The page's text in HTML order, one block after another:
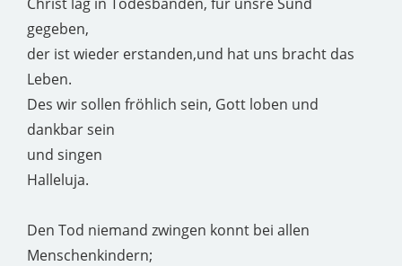
gegeben,
der ist wieder erstanden,und hat uns bracht das
Leben.
Des wir sollen fröhlich sein, Gott loben und
dankbar sein
und singen
Halleluja.
Den Tod niemand zwingen konnt bei allen
Menschenkindern;